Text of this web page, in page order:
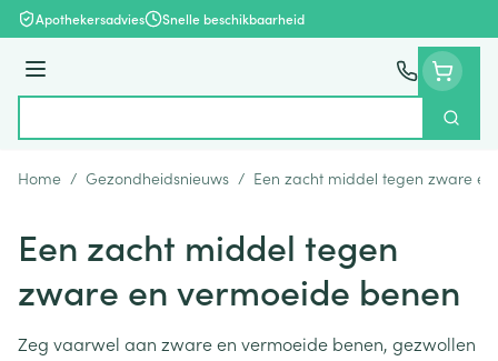
Ga naar de inhoud
Apothekersadvies Snelle beschikbaarheid
Menu
Zoek
Home / Gezondheidsnieuws / Een zacht middel tegen zware
Een zacht middel tegen
zware en vermoeide benen
Zeg vaarwel aan zware en vermoeide benen, gezwollen